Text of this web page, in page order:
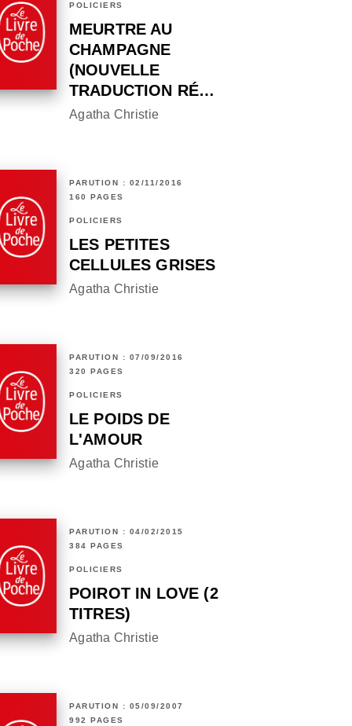
POLICIERS
MEURTRE AU
CHAMPAGNE
(NOUVELLE
TRADUCTION RÉ…
Agatha Christie
PARUTION : 02/11/2016
160 PAGES
POLICIERS
LES PETITES
CELLULES GRISES
Agatha Christie
PARUTION : 07/09/2016
320 PAGES
POLICIERS
LE POIDS DE
L'AMOUR
Agatha Christie
PARUTION : 04/02/2015
384 PAGES
POLICIERS
POIROT IN LOVE (2
TITRES)
Agatha Christie
PARUTION : 05/09/2007
992 PAGES